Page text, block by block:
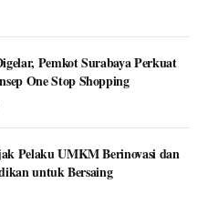
Pemkot Surabaya Perkuat
One Stop Shopping
Pelaku UMKM Berinovasi dan
untuk Bersaing